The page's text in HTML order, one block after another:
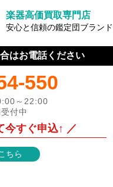
楽器高価買取専門店
安心と信頼の鑑定団ブランド
はお電話ください
550
～22:00
付中
今すぐ申込↑ ／
ちら